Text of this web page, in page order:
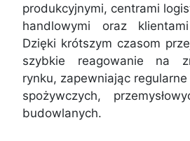
produkcyjnymi, centrami
handlowymi oraz
Dzięki krótszym czasom
szybkie reagowanie na
rynku, zapewniając
spożywczych,
budowlanych.